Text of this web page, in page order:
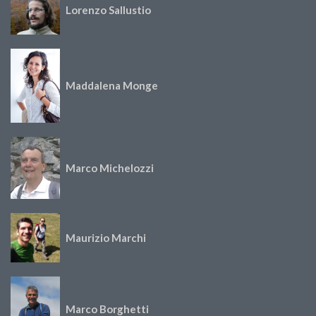
Lorenzo Sallustio
Maddalena Monge
Marco Michelozzi
Maurizio Marchi
Marco Borghetti